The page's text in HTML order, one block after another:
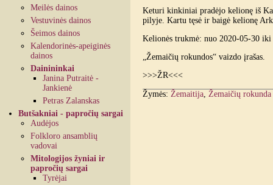
Meilės dainos
Vestuvinės dainos
Šeimos dainos
Kalendorinės-apeiginės
dainos
Dainininkai
Janina Putraitė -
Jankienė
Petras Zalanskas
Butšakniai - papročių sargai
Audėjos
Folkloro ansamblių
vadovai
Mitologijos žyniai ir
papročių sargai
Tyrėjai
Keturi kinkiniai pradėjo kelionę iš
pilyje. Kartu tęsė ir baigė kelionę
Kelionės trukmė: nuo 2020-05-30
„Žemaičių rokundos“ vaizdo įrašas.
>>>ŽR<<<
Žymės: Žemaitija Žemaičių rokunda